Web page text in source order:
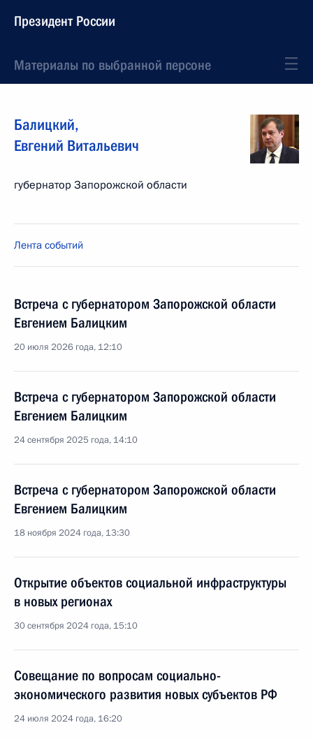
Президент России
Материалы по выбранной персоне
Балицкий,
Евгений Витальевич
губернатор Запорожской области
Лента событий
Встреча с губернатором Запорожской области
Евгением Балицким
20 июля 2026 года, 12:10
Встреча с губернатором Запорожской области
Евгением Балицким
24 сентября 2025 года, 14:10
Встреча с губернатором Запорожской области
Евгением Балицким
18 ноября 2024 года, 13:30
Открытие объектов социальной инфраструктуры
в новых регионах
30 сентября 2024 года, 15:10
Совещание по вопросам социально-
экономического развития новых субъектов РФ
24 июля 2024 года, 16:20